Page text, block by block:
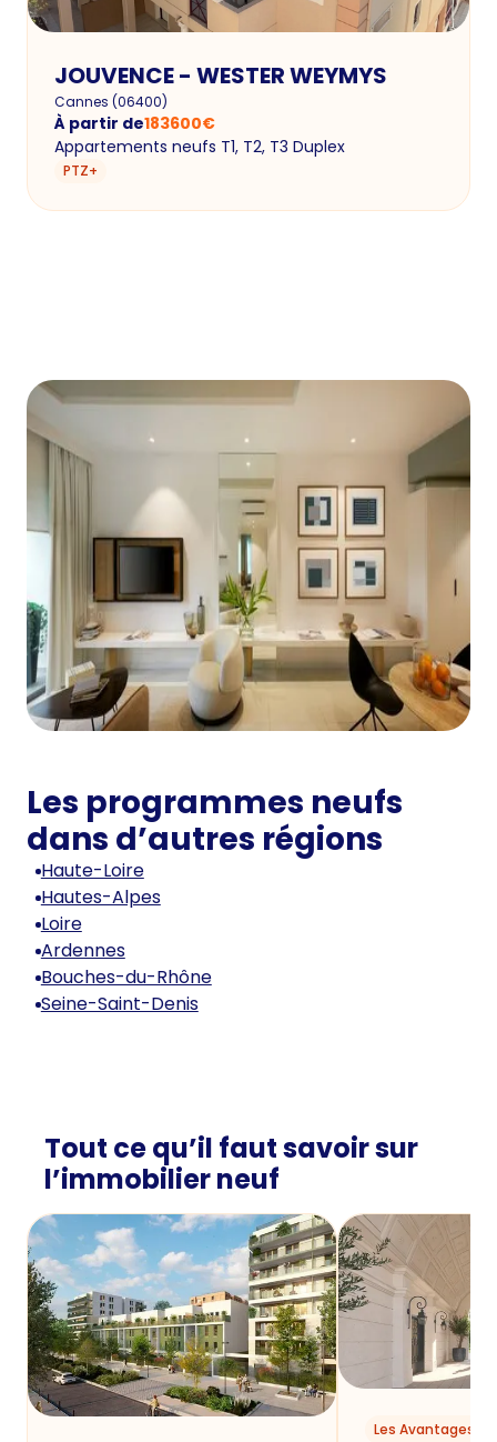
JOUVENCE - WESTER WEYMYS
Cannes (06400)
À partir de183600€
Appartements neufs T1, T2, T3 Duplex
PTZ+
Les programmes neufs
dans d’autres régions
Haute-Loire
Hautes-Alpes
Loire
Ardennes
Bouches-du-Rhône
Seine-Saint-Denis
Tout ce qu’il faut savoir sur
l’immobilier neuf
Les Avantages